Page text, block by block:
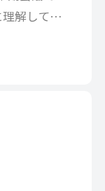
解しても
ら